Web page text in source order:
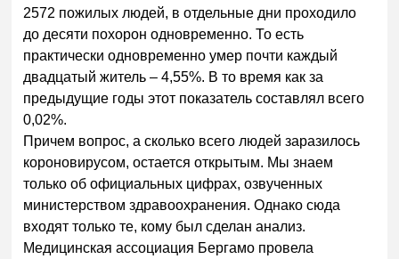
2572 пожилых людей, в отдельные дни проходило
до десяти похорон одновременно. То есть
практически одновременно умер почти каждый
двадцатый житель – 4,55%. В то время как за
предыдущие годы этот показатель составлял всего
0,02%.
Причем вопрос, а сколько всего людей заразилось
короновирусом, остается открытым. Мы знаем
только об официальных цифрах, озвученных
министерством здравоохранения. Однако сюда
входят только те, кому был сделан анализ.
Медицинская ассоциация Бергамо провела